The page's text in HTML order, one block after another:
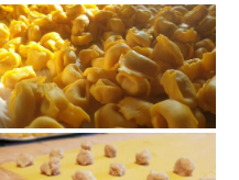
125525887
224951805638168
1116089947428767929 n